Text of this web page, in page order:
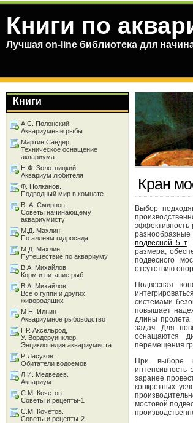
Книги по
Лучшая on-line библиотека для
Кран
Выбор
эффективность
разнообразные
подвесной 5 т.
размера,
подвесного
отсутствию
Подвесная
системами
повышает
длины пролета
задач. Для
оснащаются
перемещения
При выборе
заранее
конкретных
мостовой
Книги
А.С. Полонский.
Аквариумные рыбы
Мартин Сандер.
Техническое оснащение
аквариума
Н.Ф. Золотницкий.
Аквариум любителя
Ф. Полканов.
Подводный мир в комнате
В. А. Смирнов.
Советы начинающему
аквариумисту
М.Д. Махлин.
По аллеям гидросада
М.Д. Махлин.
Путешествие по аквариуму
В.А. Михайлов.
Корм и питание рыб
В.А. Михайлов.
Все о гуппи и других
живородящих
М.Н. Ильин.
Аквариумное рыбоводство
Г.Р. Аксельрод,
У. Вордеруинклер.
Энциклопедия аквариумиста
Р. Ласуков.
Обитатели водоемов
Л.И. Медведев.
Аквариум
С.М. Кочетов.
Советы и рецепты-1
С.М. Кочетов.
Советы и рецепты-2